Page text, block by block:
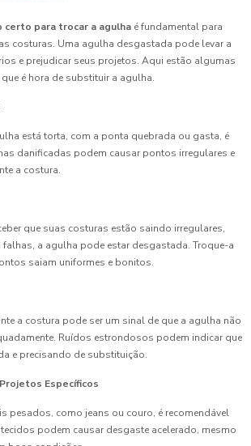
certo para trocar a agulha é fundamental para
costuras. Uma agulha desgastada pode levar a
e prejudicar seus projetos. Aqui estão algumas
é hora de substituir a agulha.
está torta, com a ponta quebrada ou gasta, é
danificadas podem causar pontos irregulares e
a costura.
que suas costuras estão saindo irregulares,
a agulha pode estar desgastada. Troque-a
saiam uniformes e bonitos.
a costura pode ser um sinal de que a agulha não
Ruídos estrondosos podem indicar que
e precisando de substituição.
Específicos
pesados, como jeans ou couro, é recomendável
podem causar desgaste acelerado, mesmo